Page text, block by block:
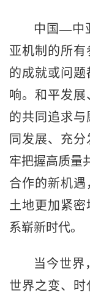
中国—中
亚机制的所
的成就或问
响。和平发展
的共同追求
同发展、充
牢把握高质量
合作的新机
土地更加紧
系崭新时代。
当今世界
世界之变、